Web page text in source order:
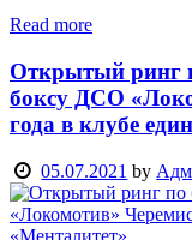
Read more
Открытый ринг
боксу ДСО
года в клубе
05.07.2021 by